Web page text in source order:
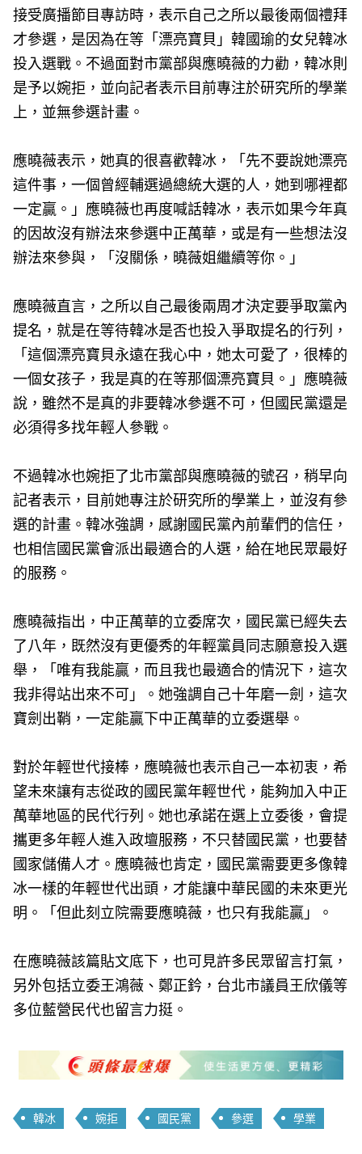
接受廣播節目專訪時，表示自己之所以最後兩個禮拜
才參選，是因為在等「漂亮寶貝」韓國瑜的女兒韓冰
投入選戰。不過面對市黨部與應曉薇的力勸，韓冰則
是予以婉拒，並向記者表示目前專注於研究所的學業
上，並無參選計畫。
應曉薇表示，她真的很喜歡韓冰，「先不要說她漂亮
這件事，一個曾經輔選過總統大選的人，她到哪裡都
一定贏。」應曉薇也再度喊話韓冰，表示如果今年真
的因故沒有辦法來參選中正萬華，或是有一些想法沒
辦法來參與，「沒關係，曉薇姐繼續等你。」
應曉薇直言，之所以自己最後兩周才決定要爭取黨內
提名，就是在等待韓冰是否也投入爭取提名的行列，
「這個漂亮寶貝永遠在我心中，她太可愛了，很棒的
一個女孩子，我是真的在等那個漂亮寶貝。」應曉薇
說，雖然不是真的非要韓冰參選不可，但國民黨還是
必須得多找年輕人參戰。
不過韓冰也婉拒了北市黨部與應曉薇的號召，稍早向
記者表示，目前她專注於研究所的學業上，並沒有參
選的計畫。韓冰強調，感謝國民黨內前輩們的信任，
也相信國民黨會派出最適合的人選，給在地民眾最好
的服務。
應曉薇指出，中正萬華的立委席次，國民黨已經失去
了八年，既然沒有更優秀的年輕黨員同志願意投入選
舉，「唯有我能贏，而且我也最適合的情況下，這次
我非得站出來不可」。她強調自己十年磨一劍，這次
寶劍出鞘，一定能贏下中正萬華的立委選舉。
對於年輕世代接棒，應曉薇也表示自己一本初衷，希
望未來讓有志從政的國民黨年輕世代，能夠加入中正
萬華地區的民代行列。她也承諾在選上立委後，會提
攜更多年輕人進入政壇服務，不只替國民黨，也要替
國家儲備人才。應曉薇也肯定，國民黨需要更多像韓
冰一樣的年輕世代出頭，才能讓中華民國的未來更光
明。「但此刻立院需要應曉薇，也只有我能贏」。
在應曉薇該篇貼文底下，也可見許多民眾留言打氣，
另外包括立委王鴻薇、鄭正鈐，台北市議員王欣儀等
多位藍營民代也留言力挺。
韓冰 婉拒 國民黨 參選 學業